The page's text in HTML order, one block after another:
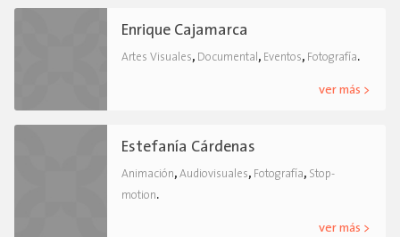
Enrique Cajamarca
Artes Visuales, Documental , Eventos, Fotografía.
ver más >
Estefanía Cárdenas
Animación, Audiovisuales, Fotografía, Stop-
motion.
ver más >